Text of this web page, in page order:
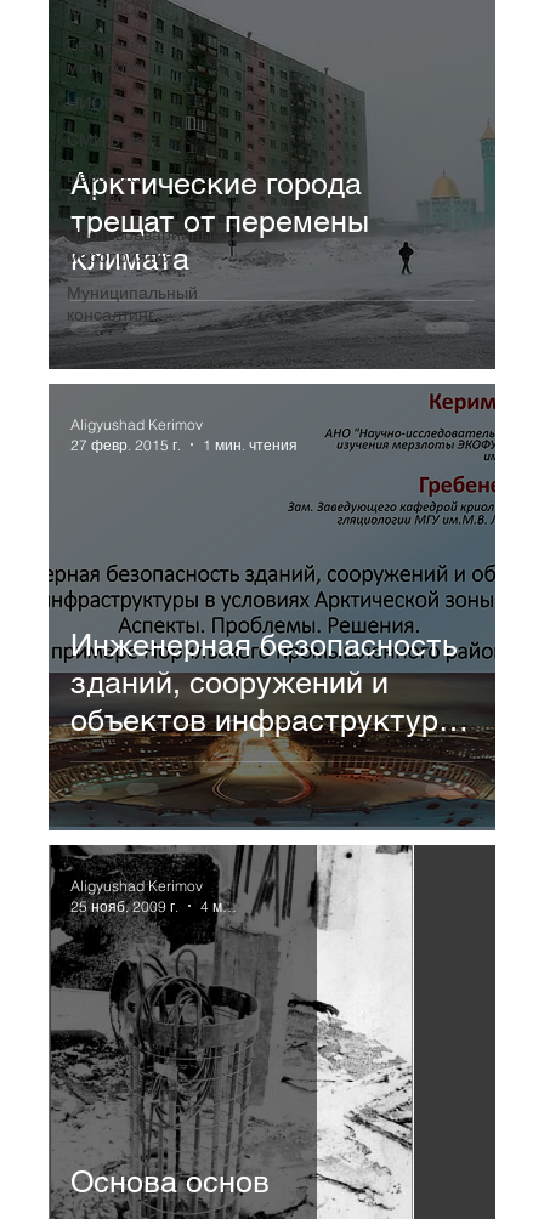
МЕРЗЛОТА
Геотехнический
мониторинг
НИОКР
СМИ о нас
Берегите
мерзлоту
Противоаварийные
мероприятия
Муниципальный
консалтинг
Разное
Арктические города
трещат от перемены
климата
Инженерная безопасность
зданий, сооружений и
объектов инфраструктуры
в условиях Арктической
зоны.
Aligyushad Kerimov
27 февр. 2015 г.
1 мин. чтения
Основа основ
Aligyushad Kerimov
25 нояб. 2009 г.
4 мин. чтения